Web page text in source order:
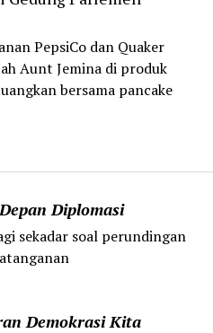
Diplomasi
sekadar soal perundingan
Demokrasi Kita
PepsiCo dan Quaker
Aunt Jemina di produk
bersama pancake